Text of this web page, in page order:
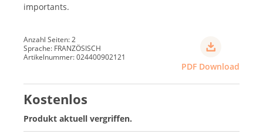
importants.
Anzahl Seiten: 2
Sprache: FRANZÖSISCH
Artikelnummer: 024400902121
PDF Download
Kostenlos
Produkt aktuell vergriffen.